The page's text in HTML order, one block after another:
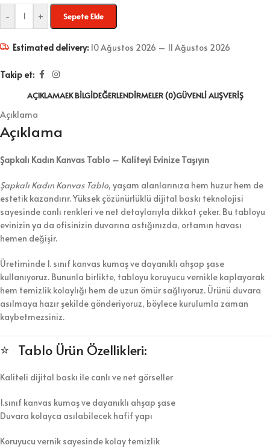
- + Sepete Ekle
Estimated delivery: 10 Ağustos 2026 – 11 Ağustos 2026
Takip et:
AÇIKLAMAEK BILGIDEĞERLENDIRMELER (0)GÜVENLI ALIŞVERIŞ
Açıklama
Açıklama
Şapkalı Kadın Kanvas Tablo – Kaliteyi Evinize Taşıyın
Şapkalı Kadın Kanvas Tablo, yaşam alanlarınıza hem huzur hem de
estetik kazandırır. Yüksek çözünürlüklü dijital baskı teknolojisi
sayesinde canlı renkleri ve net detaylarıyla dikkat çeker. Bu tabloyu
evinizin ya da ofisinizin duvarına astığınızda, ortamın havası
hemen değişir.
Üretiminde 1. sınıf kanvas kumaş ve dayanıklı ahşap şase
kullanıyoruz. Bununla birlikte, tabloyu koruyucu vernikle kaplayarak
hem temizlik kolaylığı hem de uzun ömür sağlıyoruz. Ürünü duvara
asılmaya hazır şekilde gönderiyoruz, böylece kurulumla zaman
kaybetmezsiniz.
⭐ Tablo Ürün Özellikleri:
Kaliteli dijital baskı ile canlı ve net görseller
1.sınıf kanvas kumaş ve dayanıklı ahşap şase
Duvara kolayca asılabilecek hafif yapı
Koruyucu vernik sayesinde kolay temizlik